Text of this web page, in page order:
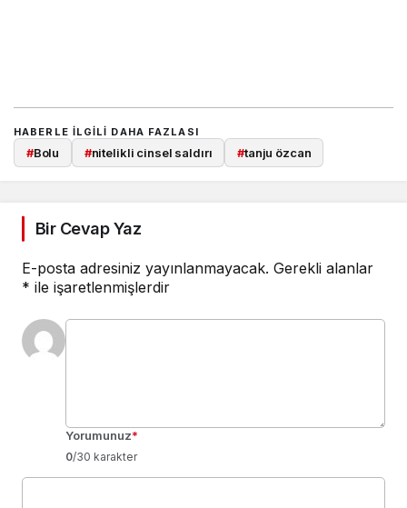
HABERLE ILGILI DAHA FAZLASI
#Bolu #nitelikli cinsel saldırı #tanju özcan
Bir Cevap Yaz
E-posta adresiniz yayınlanmayacak. Gerekli alanlar
* ile işaretlenmişlerdir
Yorumunuz*
0/30 karakter